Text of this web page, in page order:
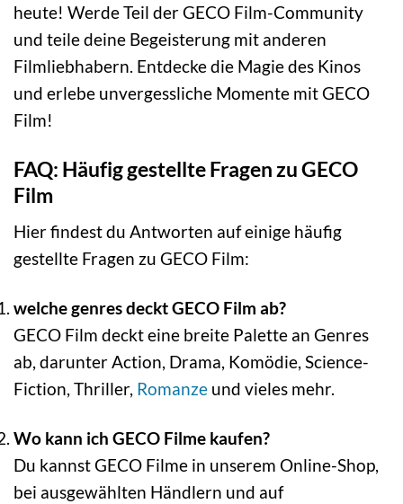
heute! Werde Teil der GECO Film-Community
und teile deine Begeisterung mit anderen
Filmliebhabern. Entdecke die Magie des Kinos
und erlebe unvergessliche Momente mit GECO
Film!
FAQ: Häufig gestellte Fragen zu GECO
Film
Hier findest du Antworten auf einige häufig
gestellte Fragen zu GECO Film:
welche genres deckt GECO Film ab?
GECO Film deckt eine breite Palette an Genres
ab, darunter Action, Drama, Komödie, Science-
Fiction, Thriller, Romanze und vieles mehr.
Wo kann ich GECO Filme kaufen?
Du kannst GECO Filme in unserem Online-Shop,
bei ausgewählten Händlern und auf